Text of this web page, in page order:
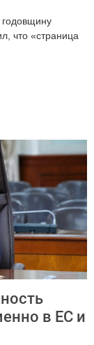
что «страница
в ЕС и